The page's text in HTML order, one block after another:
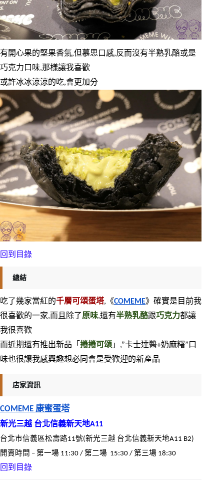
有開心果的堅果香氣,但慕思口感,反而沒有半熟乳酪或是
巧克力口味,那樣讓我喜歡
或許冰冰涼涼的吃,會更加分
回到目錄
總結
吃了幾家當紅的千層可頌蛋塔,《COMEME》確實是目前我
很喜歡的一家,而且除了 原味,還有半熟乳酪跟巧克力都讓
我很喜歡
而近期還有推出新品「 捲捲可頌」,”卡士達醬+奶麻糬”口
味也很讓我感興趣想必同會是受歡迎的新產品
店家資訊
COMEME 康蜜蛋塔
新光三越 台北信義新天地A11
台北市信義區松壽路11號(新光三越 台北信義新天地A11 B2)
開賣時間 – 第一場 11:30 / 第二場  15:30 / 第三場 18:30
回到目錄